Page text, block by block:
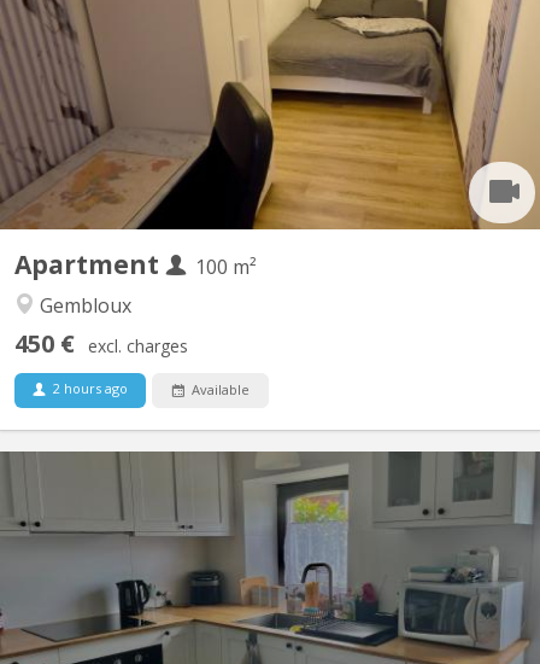
Apartment
100 m²
Gembloux
450 € excl. charges
2 hours ago Available
Belle coloc full équipée et meublée, en plein centre, au calme,
non loin de la gare, près des commerces et à une minute de la
faculté d'agronomie vous bénéficierez d'un lit double et un
bureau dans une chambre avec vue sur jardin. Salle de bain
spacieuse. Cuisine ouverte donnant sur le séjour....
KV 2223
Duplex de 50 m2 situé à Mont-Saint-Guibert dans rue calme Rue
Demi-Lune Le rez comporte un coin cuisine et un salon. A
l'étage, se trouvent une chambre à coucher, la salle de bain
(douche) et la toilette (wc séparé) Un espace buanderie est à
disposition. Pour couple d'étudiant. e. s ou 1...